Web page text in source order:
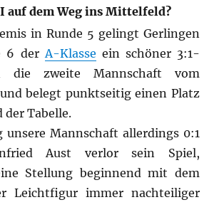
auf dem Weg ins Mittelfeld?
in Runde 5 gelingt Gerlingen
6 derA-Klasse ein schöner 3:1-
die zweite Mannschaft vom
belegt punktseitig einen Platz
Tabelle.
unsere Mannschaft allerdings 0:1
Aust verlor sein Spiel,
Stellung beginnend mit dem
Leichtfigur immer nachteiliger